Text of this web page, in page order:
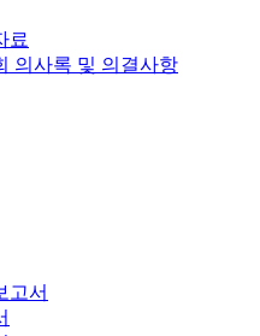
료
의사록 및 의결사항
고서